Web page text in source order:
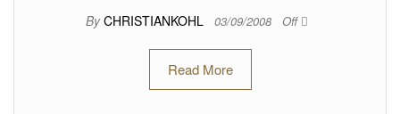
By CHRISTIANKOHL 03/09/2008 Off
Read More